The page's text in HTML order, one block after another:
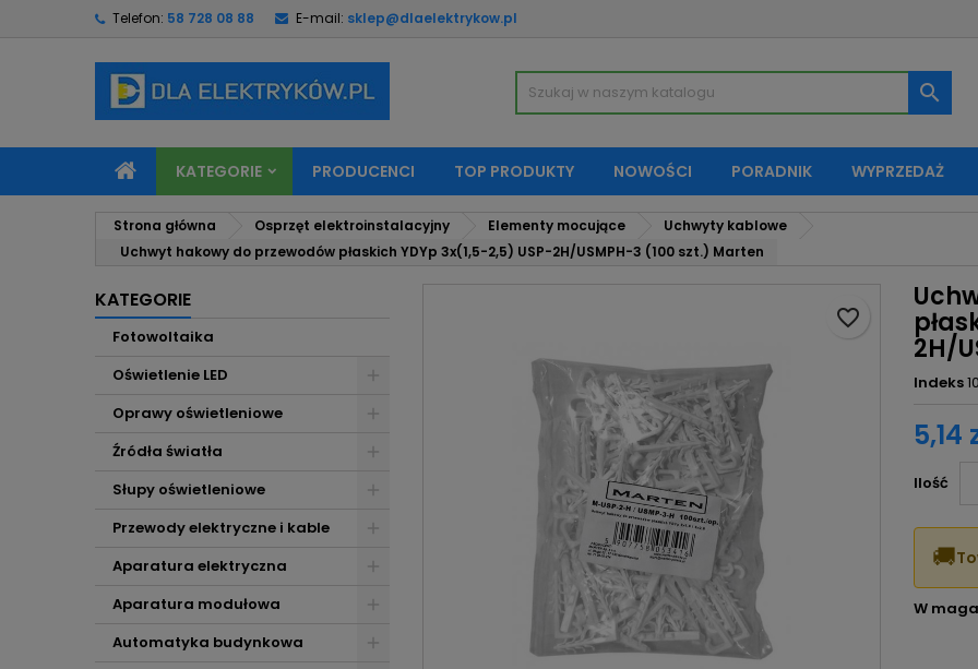
Telefon: 58 728 08 88 E-mail: sklep@dlaelektrykow.pl

KATEGORIE PRODUCENCI TOP PRODUKTY NOWOŚCI PORADNIK WYPRZEDAŻ
Strona główna Osprzęt elektroinstalacyjny Elementy mocujące
Uchwyty kablowe
Uchwyt hakowy do przewodów płaskich YDYp 3x(1,5-2,5) USP-2H/USMPH-3 (100 szt.) Marten
KATEGORIE
Fotowoltaika
Oświetlenie LED
Oprawy oświetleniowe
Źródła światła
Słupy oświetleniowe
Przewody elektryczne i kable
Aparatura elektryczna
Aparatura modułowa
Automatyka budynkowa
2H/
Indeks
5,14
Ilość
favorite_border
🚚
W
Moje listy życzeń
Utwórz nową listę
Utwórz listę życzeń
Zaloguj się
Musisz być zalogowany by zapisać produkty na swojej liście życzeń.